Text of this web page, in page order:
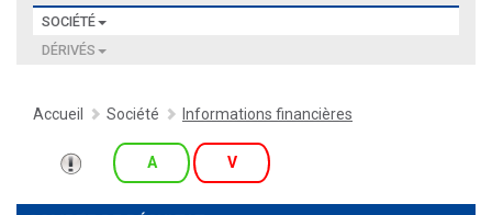
SOCIÉTÉ
DÉRIVÉS
Accueil Société Informations financières
A V